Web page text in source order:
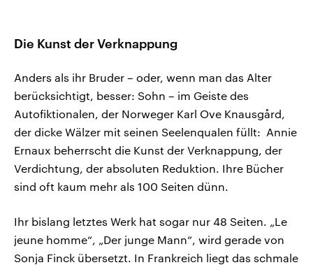
Die Kunst der Verknappung
Anders als ihr Bruder – oder, wenn man das Alter
berücksichtigt, besser: Sohn – im Geiste des
Autofiktionalen, der Norweger Karl Ove Knausgård,
der dicke Wälzer mit seinen Seelenqualen füllt: Annie
Ernaux beherrscht die Kunst der Verknappung, der
Verdichtung, der absoluten Reduktion. Ihre Bücher
sind oft kaum mehr als 100 Seiten dünn.
Ihr bislang letztes Werk hat sogar nur 48 Seiten. „Le
jeune homme“, „Der junge Mann“, wird gerade von
Sonja Finck übersetzt. In Frankreich liegt das schmale